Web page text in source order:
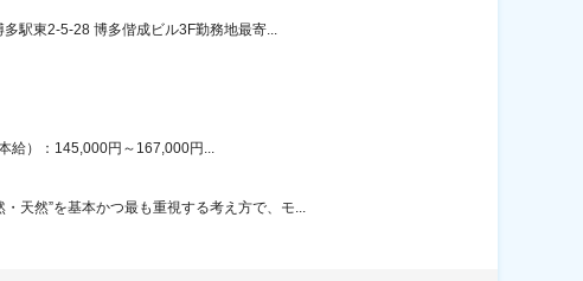
駅東2-5-28 博多偕成ビル3F勤務地最寄...
給）：145,000円～167,000円...
天然”を基本かつ最も重視する考え方で、モ...